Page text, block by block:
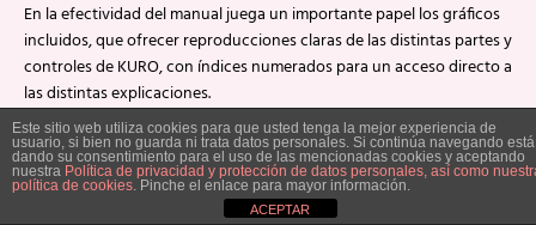
En la efectividad del manual juega un importante papel los gráficos
incluidos, que ofrecer reproducciones claras de las distintas partes y
controles de KURO, con índices numerados para un acceso directo a
las distintas explicaciones.
Repaso detallado – Las actualizaciones
En el propio manual se dice “Kuro es básicamente un ordenador”. Así
Este sitio web utiliza cookies para que usted tenga la mejor experiencia de
usuario, si bien no guarda ni trata datos personales. Si continúa navegando está
dando su consentimiento para el uso de las mencionadas cookies y aceptando
nuestra Política de privacidad y protección de datos personales, así como
política de cookies. Pinche el enlace para mayor información.
ACEPTAR